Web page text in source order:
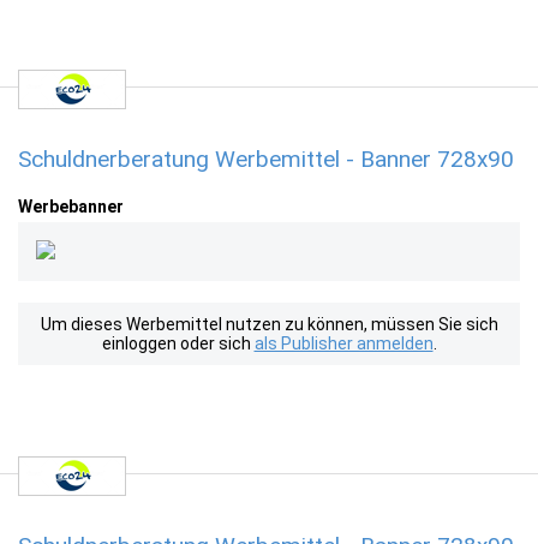
Schuldnerberatung Werbemittel - Banner 728x90
Werbebanner
Um dieses Werbemittel nutzen zu können, müssen Sie sich
einloggen oder sich als Publisher anmelden